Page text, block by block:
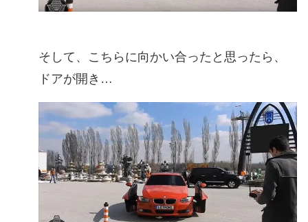
そして、こちらに向かい合ったと思ったら、
ドアが開き…